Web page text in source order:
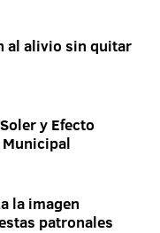
al alivio sin quitar
y Efecto
Municipal
la imagen
patronales